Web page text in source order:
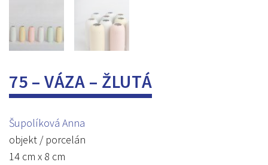
75 – VÁZA – ŽLUTÁ
Šupolíková Anna
objekt / porcelán
14 cm x 8 cm